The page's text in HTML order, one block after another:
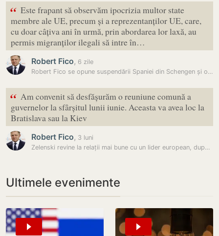
“ Este frapant să observăm ipocrizia multor state
membre ale UE, precum și a reprezentanților UE, care,
cu doar câțiva ani în urmă, prin abordarea lor laxă, au
permis migranților ilegali să intre în…
Robert Fico, 6 zile
Robert Fico se opune suspendării Spaniei din Schengen și oferă ajutor…
“ Am convenit să desfășurăm o reuniune comună a
guvernelor la sfârșitul lunii iunie. Aceasta va avea loc la
Bratislava sau la Kiev
Robert Fico, 3 luni
Zelenski revine la relații mai bune cu un lider european, după mai…
Ultimele evenimente